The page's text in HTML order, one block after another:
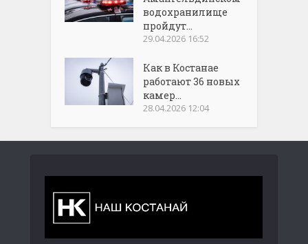
водохранилище
пройдут...
29.04.2026 16:52
Как в Костанае
работают 36 новых
камер...
28.04.2026 12:04